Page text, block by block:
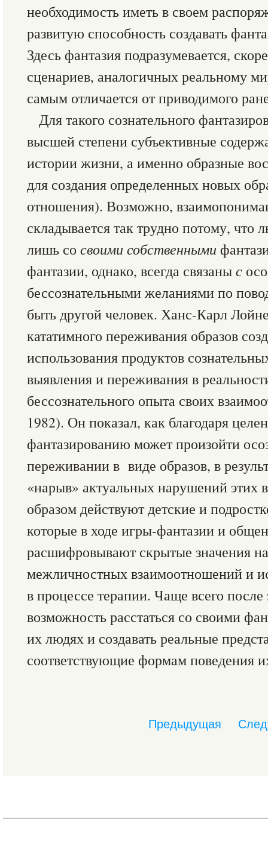
необходимость иметь в своем
развитую способность создавать
Здесь фантазия подразумевается,
сценариев, аналогичных реальному
самым отличается от приводимого
Для такого сознательного
высшей степени субъективные
истории жизни, а именно образные
для создания определенных новых
отношения). Возможно,
складывается так трудно потому,
лишь со своими собственными
фантазии, однако, всегда связаныс
бессознательными желаниями по
быть другой человек. Ханс-Карл
кататимного переживания образов
использования продуктов
выявления и переживания в
бессознательного опыта своих
1982). Он показал, как благодаря
фантазированию может произойти
переживании в виде образов, в
«нарыв» актуальных нарушений этих
образом действуют детские и
которые в ходе игры-фантазии и
расшифровывают скрытые значения
межличностных взаимоотношений и
в процессе терапии. Чаще всего
возможность расстаться со своими
их людях и создавать реальные
соответствующие формам поведения
Предыдущая